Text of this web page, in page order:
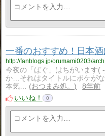
一番のおすすめ！日本酒
http://fanblogs.jp/orumami0203/
今夜の「ばぐ」はちがいます(
か…それはタイトルにボケが
本気…
おつまみ処。
8年前
いいね！
0